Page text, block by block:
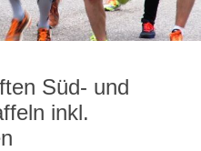
Süd- und
inkl.